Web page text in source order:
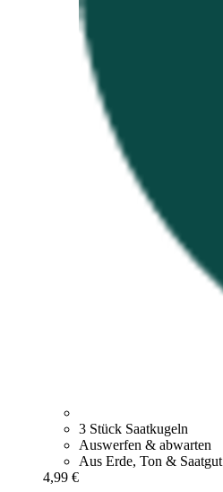
3 Stück Saatkugeln
Auswerfen & abwarten
Aus Erde, Ton & Saatgut
4,99 €